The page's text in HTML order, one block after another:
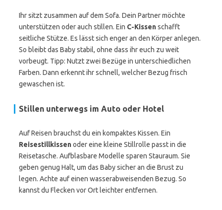
Ihr sitzt zusammen auf dem Sofa. Dein Partner möchte
unterstützen oder auch stillen. Ein C-Kissenschafft
seitliche Stütze. Es lässt sich enger an den Körper anlegen.
So bleibt das Baby stabil, ohne dass ihr euch zu weit
vorbeugt. Tipp: Nutzt zwei Bezüge in unterschiedlichen
Farben. Dann erkennt ihr schnell, welcher Bezug frisch
gewaschen ist.
Stillen unterwegs im Auto oder Hotel
Auf Reisen brauchst du ein kompaktes Kissen. Ein
Reisestillkissenoder eine kleine Stillrolle passt in die
Reisetasche. Aufblasbare Modelle sparen Stauraum. Sie
geben genug Halt, um das Baby sicher an die Brust zu
legen. Achte auf einen wasserabweisenden Bezug. So
kannst du Flecken vor Ort leichter entfernen.